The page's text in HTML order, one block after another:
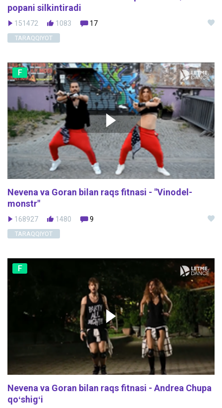
popani silkintiradi
151472 1083 17
TARAQQIYOT
F
Nevena va Goran bilan raqs fitnasi - "Vinodel-
monstr"
168927 1480 9
TARAQQIYOT
F
Nevena va Goran bilan raqs fitnasi - Andrea Chupa
qoʻshigʻi